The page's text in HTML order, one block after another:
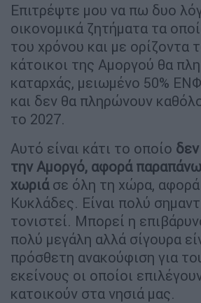
Επιτρέψτε μου να πω δυο
οικονομικά ζητήματα τα
του χρόνου και με ορίζοντα
κάτοικοι της Αμοργού θα
καταρχάς, μειωμένο 50%
και δεν θα πληρώνουν
το 2027.
Αυτό είναι κάτι το οποίο
την Αμοργό, αφορά
χωριάσε όλη τη χώρα, αφορά
Κυκλάδες. Είναι πολύ
τονιστεί. Μπορεί η
πολύ μεγάλη αλλά σίγουρα
πρόσθετη ανακούφιση για
εκείνους οι οποίοι
κατοικούν στα νησιά μας.